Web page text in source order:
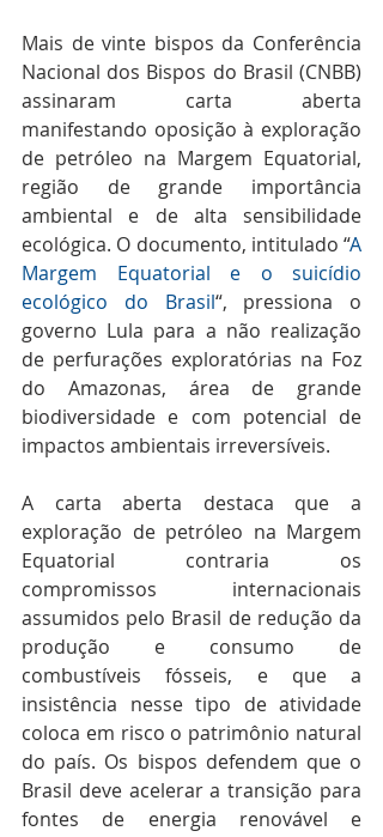
Mais de vinte bispos da Conferência
Nacional dos Bispos do Brasil (CNBB)
assinaram carta aberta
manifestando oposição à exploração
de petróleo na Margem Equatorial,
região de grande importância
ambiental e de alta sensibilidade
ecológica. O documento, intitulado “A
Margem Equatorial e o suicídio
ecológico do Brasil“, pressiona o
governo Lula para a não realização
de perfurações exploratórias na Foz
do Amazonas, área de grande
biodiversidade e com potencial de
impactos ambientais irreversíveis.
A carta aberta destaca que a
exploração de petróleo na Margem
Equatorial contraria os
compromissos internacionais
assumidos pelo Brasil de redução da
produção e consumo de
combustíveis fósseis, e que a
insistência nesse tipo de atividade
coloca em risco o patrimônio natural
do país. Os bispos defendem que o
Brasil deve acelerar a transição para
fontes de energia renovável e